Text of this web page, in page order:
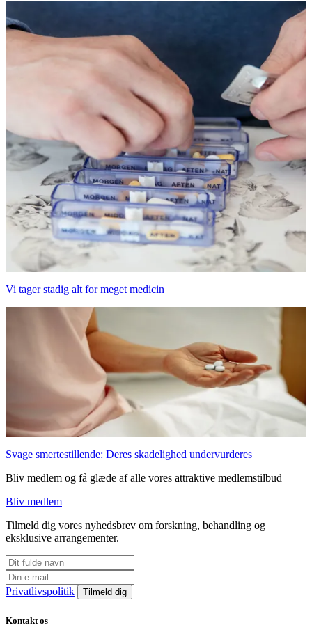
Vi tager stadig alt for meget medicin
Svage smertestillende: Deres skadelighed undervurderes
Bliv medlem og få glæde af alle vores attraktive medlemstilbud
Bliv medlem
Tilmeld dig vores nyhedsbrev om forskning, behandling og
eksklusive arrangementer.
Privatlivspolitik
Kontakt os